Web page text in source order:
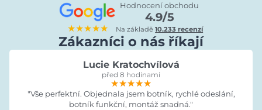
★★★★★
Hodnocení obchodu
4.9/5
Na základě10.233 recenzí
Zákazníci o nás říkají
Lucie Kratochvílová
před 8 hodinami
★★★★★
★★★★★
★★★★★
"Vše perfektní. Objednala jsem botník, rychlé odeslání,
botník funkční, montáž snadná."